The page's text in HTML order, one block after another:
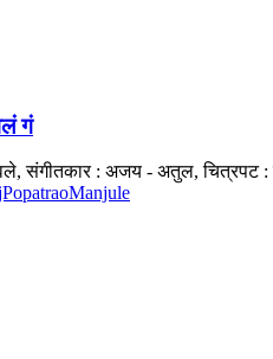
गं
संगीतकार : अजय - अतुल, चित्रपट